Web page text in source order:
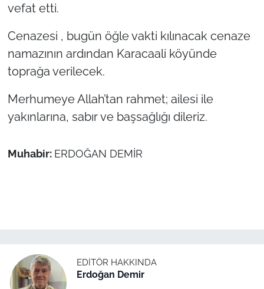
vefat etti.
Cenazesi , bugün öğle vakti kılınacak cenaze
namazının ardından Karacaali köyünde
toprağa verilecek.
Merhumeye Allah’tan rahmet; ailesi ile
yakınlarına, sabır ve başsağlığı dileriz.
Muhabir: ERDOĞAN DEMİR
EDITÖR HAKKINDA
Erdoğan Demir
KIRKLARELİ
ÇANAKKALE
TÜRKİYE
Bölge
Dış Haberler
Magazin